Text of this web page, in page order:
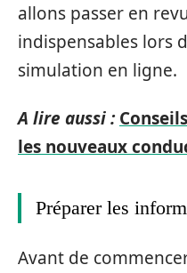
allons passer en
indispensables lors
simulation en ligne.
A lire aussi :
les nouveaux
Préparer les
Avant de